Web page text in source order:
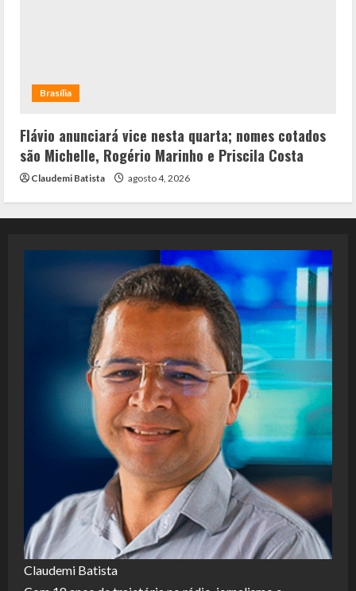
Brasília
Flávio anunciará vice nesta quarta; nomes cotados
são Michelle, Rogério Marinho e Priscila Costa
Claudemi Batista agosto 4, 2026
Claudemi Batista